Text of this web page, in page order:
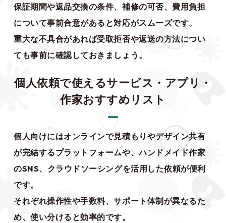
保証期間や返品交換の条件、補修の可否、費用負担
について事前合意があると対応がスムーズです。
重大な不具合があれば受取拒否や返送の方法につい
ても事前に確認しておきましょう。
個人依頼で使えるサービス・アプリ・
作家おすすめリスト
個人向けにはオンラインで見積もりやデザイン共有
が完結するプラットフォームや、ハンドメイド作家
のSNS、クラウドソーシングを活用した依頼が便利
です。
それぞれ操作性や手数料、サポート体制が異なるた
め、使い分けると効率的です。